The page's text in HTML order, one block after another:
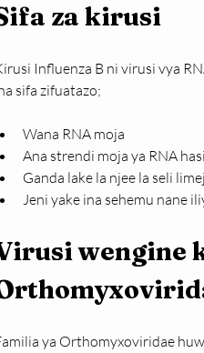
za kirusi
Influenza B ni virusi vya
sifa zifuatazo;
Wana RNA moja
Ana strendi moja ya RNA hasi
Ganda lake la njee la seli
Jeni yake ina sehemu nane
wengine
ya Orthomyxoviridae